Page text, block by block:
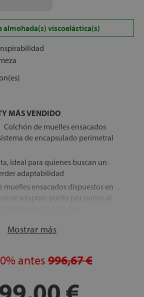
almohada(s) viscoelástica(s)
MÁS VENDIDO
Colchón de muelles ensacados
de encapsulado perimetral
ideal para quienes buscan un
adaptabilidad
muelles ensacados dispuestos en
se adaptan punto por punto al
de gel + HR Medium + HR Firm,
Stretch de alto gramaje con
que impide la adhesión de
Mostrar más
antes996,67 €